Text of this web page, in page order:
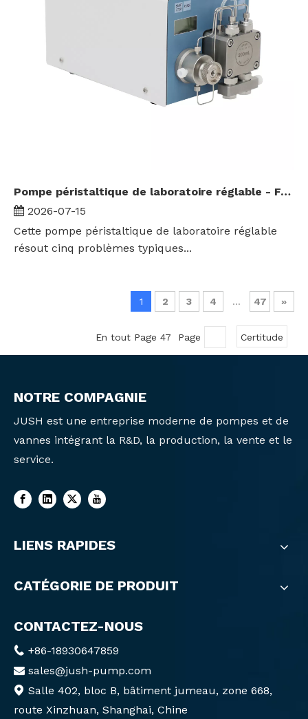
Pompe péristaltique de laboratoire réglable - Faible pulsation et zéro contamination
2026-07-15
Cette pompe péristaltique de laboratoire réglable
résout cinq problèmes typiques...
1 2 3 4 ... 47 »
En tout Page 47 Page Certitude
NOTRE COMPAGNIE
JUSH est une entreprise moderne de pompes et de
vannes intégrant la R&D, la production, la vente et le
service.
LIENS RAPIDES
CATÉGORIE DE PRODUIT
CONTACTEZ-NOUS
 +86-18930647859
 sales@jush-pump.com
 Salle 402, bloc B, bâtiment jumeau, zone 668,
route Xinzhuan, Shanghai, Chine